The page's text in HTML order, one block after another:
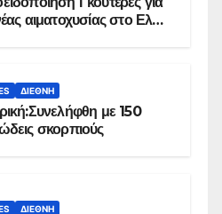
αιματοχυσίας στο Ελ
ΔΙΕΘΝΉ
με 150
σκορπιούς
ΔΙΕΘΝΉ